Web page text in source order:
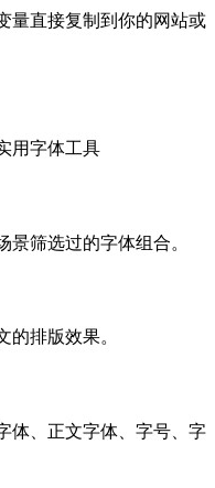
直接复制到你的网站或
用字体工具
筛选过的字体组合。
排版效果。
体、正文字体、字号、字